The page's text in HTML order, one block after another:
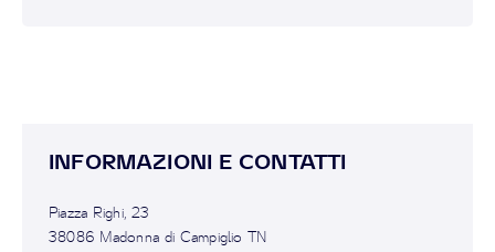
INFORMAZIONI E CONTATTI
Piazza Righi, 23
38086 Madonna di Campiglio TN